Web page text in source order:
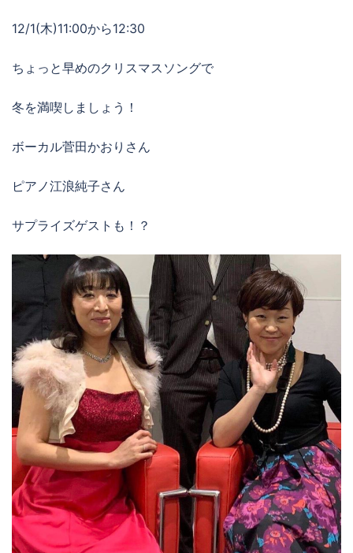
12/1(木)11:00から12:30
ちょっと早めのクリスマスソングで
冬を満喫しましょう！
ボーカル菅田かおりさん
ピアノ江浪純子さん
サプライズゲストも！？